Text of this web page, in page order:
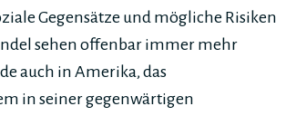
Gegensätze und mögliche Risiken
sehen offenbar immer mehr
auch in Amerika, das
in seiner gegenwärtigen